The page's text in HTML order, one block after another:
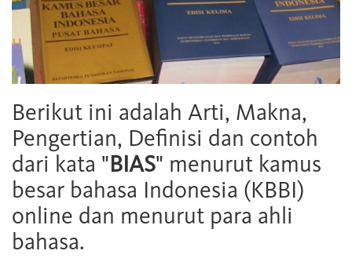
Berikut ini adalah Arti, Makna,
Pengertian, Definisi dan contoh
dari kata "BIAS" menurut kamus
besar bahasa Indonesia (KBBI)
online dan menurut para ahli
bahasa.